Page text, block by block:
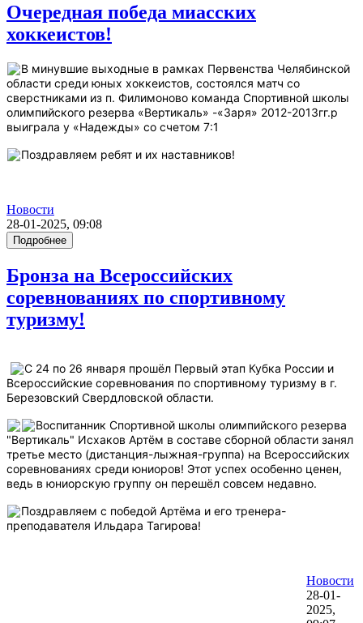
Очередная победа миасских
хоккеистов!
В минувшие выходные в рамках Первенства Челябинской
области среди юных хоккеистов, состоялся матч со
сверстниками из п. Филимоново команда Спортивной школы
олимпийского резерва «Вертикаль» -«Заря» 2012-2013гг.р
выиграла у «Надежды» со счетом 7:1
Поздравляем ребят и их наставников!
Новости
28-01-2025, 09:08
Подробнее
Бронза на Всероссийских
соревнованиях по спортивному
туризму!
С 24 по 26 января прошёл Первый этап Кубка России и
Всероссийские соревнования по спортивному туризму в г.
Березовский Свердловской области.
Воспитанник Спортивной школы олимпийского резерва
"Вертикаль" Исхаков Артём в составе сборной области занял
третье место (дистанция-лыжная-группа) на Всероссийских
соревнованиях среди юниоров! Этот успех особенно ценен,
ведь в юниорскую группу он перешёл совсем недавно.
Поздравляем с победой Артёма и его тренера-
преподавателя Ильдара Тагирова!
Новости
28-01-
2025,